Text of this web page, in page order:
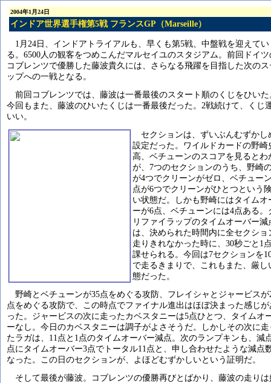
2004年1月24日
インドア世界選手権第5戦 フランスGP（Marseille）
1月24日、インドアトライアルも、早くも第5戦、中盤戦を迎えてい
る。6500人の観客をつめこんだマルセイユのスタジアム。前回ドイツ
コブレンツで優勝した藤波貴久には、さらなる飛躍を目指した次のス
ップへの一戦となる。
前回コブレンツでは、藤波は一番最後のスタート順のくじをひいた
今回もまた、藤波のひいたくじは一番最後だった。2戦続けて、くじ
いい。
セクションは、ずいぶんむずかし
設定だった。ワイルドカードの野崎
高、ベチューンのスコアを見るとわ
が、7つのセクションのうち、野崎
が4つでクリーンがゼロ、ベチュー
点が6つでクリーンがひとつという
い状態だ。しかも野崎にはタイムオ
ーが6点、ベチューンには4点ある。
リファイラップのタイムオーバー減
は、決められた時間内に全セクショ
走りきれなかった時に、30秒ごと1
課せられる。今回は7セクションを
で走るきまりで、これもまた、厳し
態だった。
野崎とベチューンが35点をめぐる攻防、フレイシャとジャービスが
点をめぐる攻防で、この時点でファイナル進出はほぼ決まった感じが
った。ジャービスの次に走ったカベスタニーは5点ひとつ、タイムオ
ーなし。今日のカベスタニーは調子がよさそうだ。しかしその次に走
たラガは、11点と1点のタイムオーバー減点。次のランプキンも、減
点にタイムオーバー3点でトータル11点と、申し合わせたような減点
なった。この日のセクションが、よほどむずかしいという証明だ。
そして最後が藤波。コブレンツの優勝再びとばかり、藤波の走りは